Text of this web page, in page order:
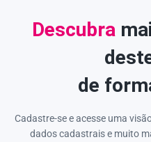
Descubra
de
Cadastre-se e acesse uma
dados cadastrais e muito